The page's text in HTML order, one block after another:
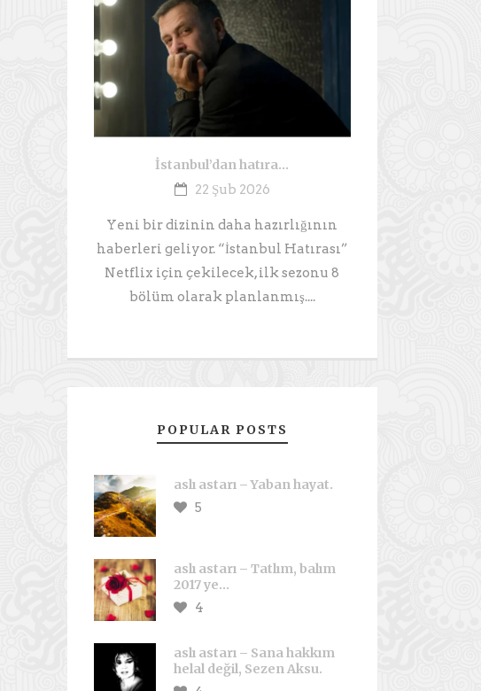
İstanbul’dan hatıra…
22 Şub 2026
Yeni bir dizinin daha hazırlığının
haberleri geliyor. “İstanbul Hatırası”
Netflix için çekilecek, ilk sezonu 8
bölüm olarak planlanmış....
POPULAR POSTS
aslı astarı – Yaban hayat.
5
aslı astarı – Tatlım, balım
2017 ye…
4
aslı astarı – Sana hakkım
helal değil, Sezen Aksu.